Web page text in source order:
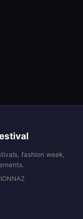
fashion week,